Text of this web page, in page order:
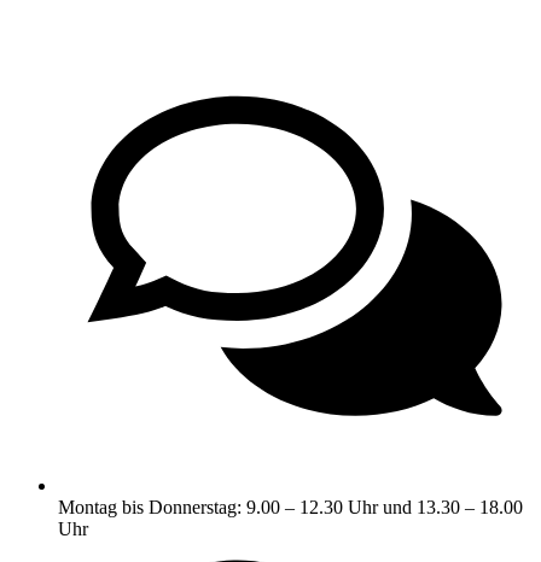
Montag bis Donnerstag: 9.00 – 12.30 Uhr und 13.30 – 18.00
Uhr